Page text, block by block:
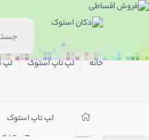
لپ تاپ استوک
خانه لپ تاپ استوک لپ
فقط کالاهای موجود